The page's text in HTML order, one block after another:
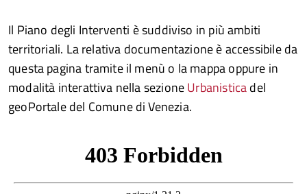
Il Piano degli Interventi è suddiviso in più ambiti
territoriali. La relativa documentazione è accessibile da
questa pagina tramite il menù o la mappa oppure in
modalità interattiva nella sezioneUrbanisticadel
geoPortale del Comune di Venezia.